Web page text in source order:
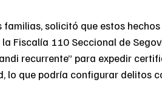
solicitó que estos
Fiscalía 110 Seccional de
recurrente” para expedir
lo que podría configurar delitos